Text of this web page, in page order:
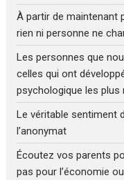
À partir de maintenant
rien ni personne ne
Les personnes que
celles qui ont
psychologique les plus
Le véritable sentiment
l’anonymat
Écoutez vos parents
pas pour l’économie